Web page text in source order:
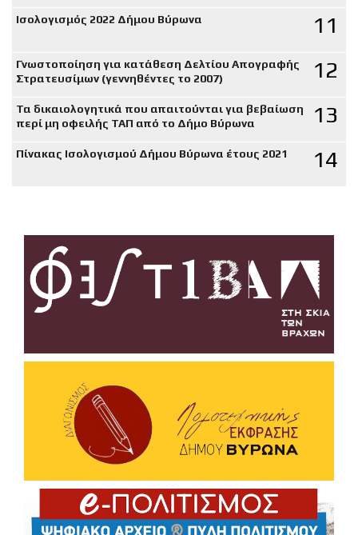
Ισολογισμός 2022 Δήμου Βύρωνα 11
Γνωστοποίηση για κατάθεση Δελτίου Απογραφής
Στρατευσίμων (γεννηθέντες το 2007)
12
Τα δικαιολογητικά που απαιτούνται για βεβαίωση
περί μη οφειλής ΤΑΠ από το Δήμο Βύρωνα
13
Πίνακας Ισολογισμού Δήμου Βύρωνα έτους 2021 14